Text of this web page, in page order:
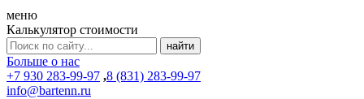
меню
Калькулятор стоимости
Больше о нас
+7 930 283-99-97 ,8 (831) 283-99-97
info@bartenn.ru